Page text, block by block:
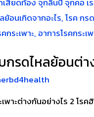
กรดไหลย้อนต่
พาะต่างกันอย่างไร 2 โร